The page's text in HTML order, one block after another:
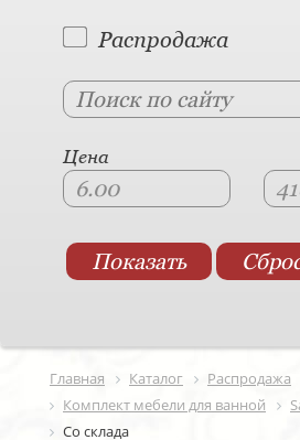
Распродажа
Цена
Главная Каталог
Распродажа
Комплект мебели для ванной
Со склада